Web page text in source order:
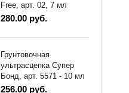
Free, арт. 02, 7 мл
280.00 руб.
Грунтовочная
ультрасцепка Супер
Бонд, арт. 5571 - 10 мл
256.00 руб.